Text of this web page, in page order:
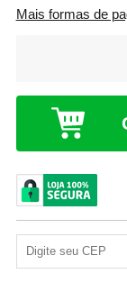
Mais formas de